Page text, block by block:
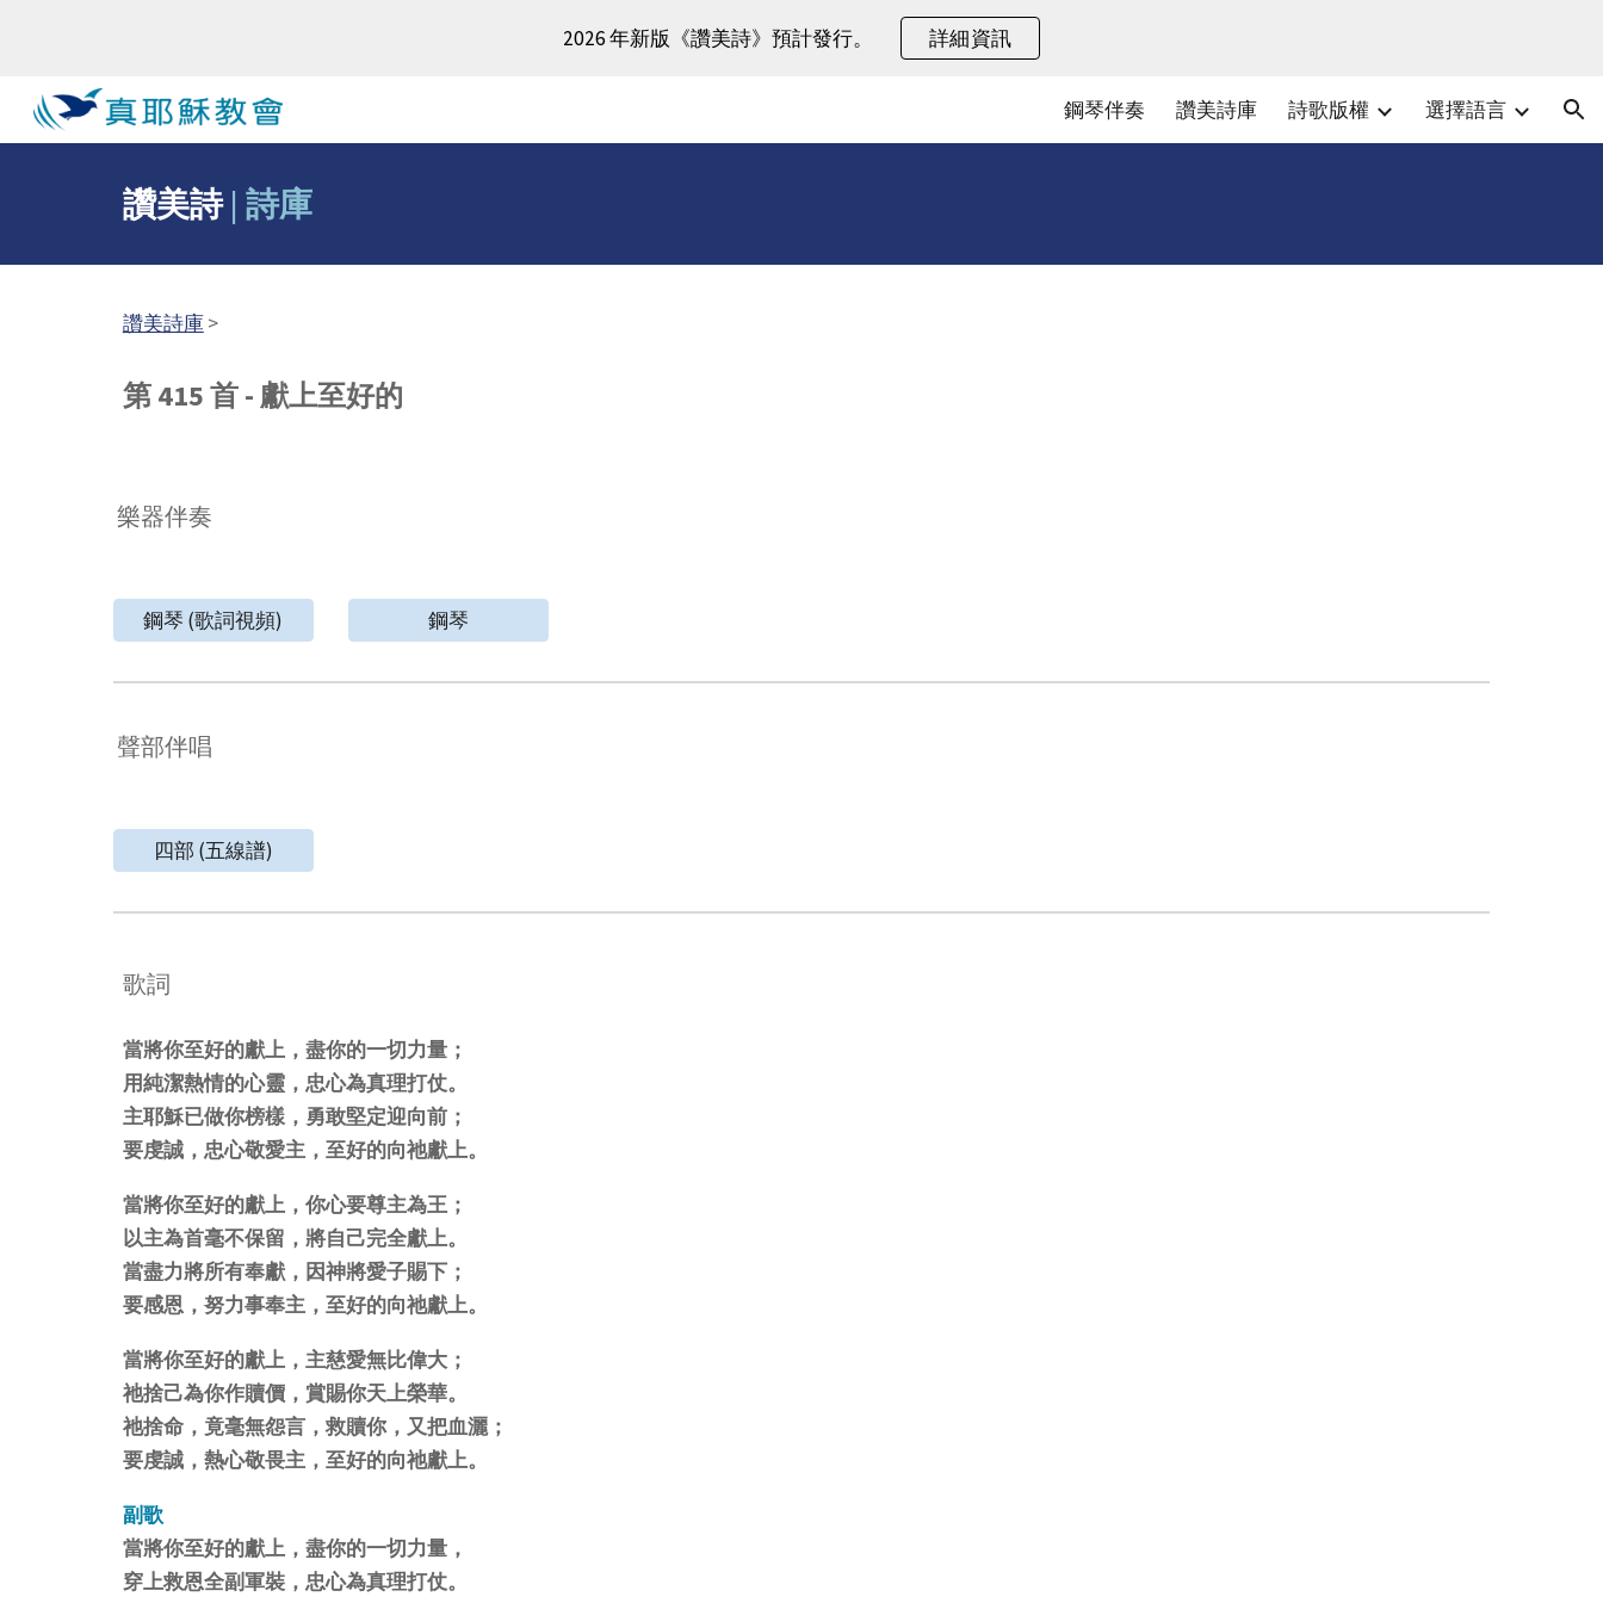
Skip to main content Skip to navigation
2026 年新版《讚美詩》預計發行。 詳細資訊
鋼琴伴奏 讚美詩庫 詩歌版權 選擇語言
讚美詩| 詩庫
讚美詩庫>
第 415 首 - 獻上至好的
樂器伴奏
鋼琴 (歌詞視頻) 鋼琴
聲部伴唱
四部 (五線譜)
歌詞
當將你至好的獻上，盡你的一切力量；
用純潔熱情的心靈，忠心為真理打仗。
主耶穌已做你榜樣，勇敢堅定迎向前；
要虔誠，忠心敬愛主，至好的向祂獻上。
當將你至好的獻上，你心要尊主為王；
以主為首毫不保留，將自己完全獻上。
當盡力將所有奉獻，因神將愛子賜下；
要感恩，努力事奉主，至好的向祂獻上。
當將你至好的獻上，主慈愛無比偉大；
祂捨己為你作贖價，賞賜你天上榮華。
祂捨命，竟毫無怨言，救贖你，又把血灑；
要虔誠，熱心敬畏主，至好的向祂獻上。
副歌
當將你至好的獻上，盡你的一切力量，
穿上救恩全副軍裝，忠心為真理打仗。